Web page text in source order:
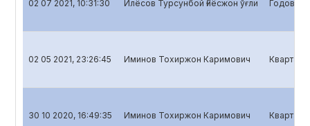
02 07 2021, 10:31:30 Илёсов Турсунбой Ғиёсжон ўғли Годовой
02 05 2021, 23:26:45 Иминов Тохиржон Каримович
30 10 2020, 16:49:35 Иминов Тохиржон Каримович